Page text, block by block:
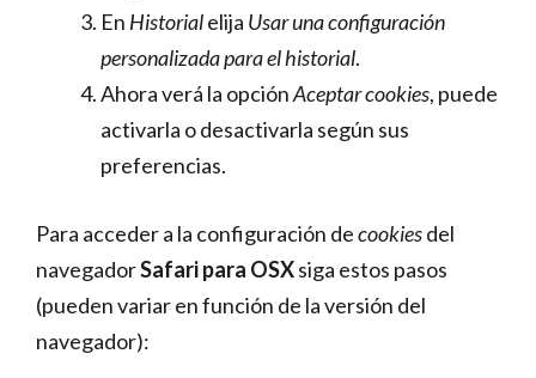
En Historialelija Usar una configuración
personalizada para el historial.
Ahora verá la opciónAceptar cookies, puede
activarla o desactivarla según sus
preferencias.
Para acceder a la configuración decookiesdel
navegadorSafari para OSXsiga estos pasos
(pueden variar en función de la versión del
navegador):